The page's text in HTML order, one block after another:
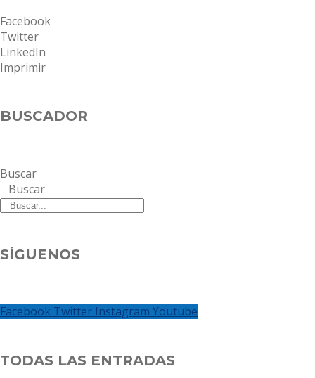
Facebook
Twitter
LinkedIn
Imprimir
BUSCADOR
Buscar
Buscar
SÍGUENOS
Facebook Twitter Instagram Youtube
TODAS LAS ENTRADAS